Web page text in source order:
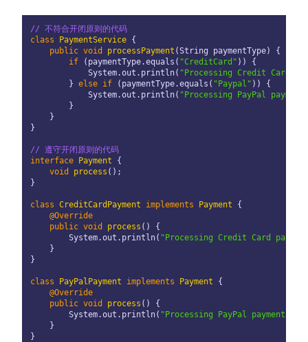
// 不符合开闭原则的代码
class
PaymentService {
public void processPayment (String paymentType)
{
if (paymentType.equals( "CreditCard" )) {
            System.out.println(
"Processing Credit Card
        }
else if (paymentType.equals( "Paypal" )) {
            System.out.println(
"Processing PayPal
        }
    }
}
// 遵守开闭原则的代码
interface Payment {
void
process () ;
}
class CreditCardPayment implements Payment {
@Override
public void process ()
{
        System.out.println(
"Processing Credit Card
    }
}
class PayPalPayment implements Payment {
@Override
public void process ()
{
        System.out.println(
"Processing PayPal payment"
    }
}